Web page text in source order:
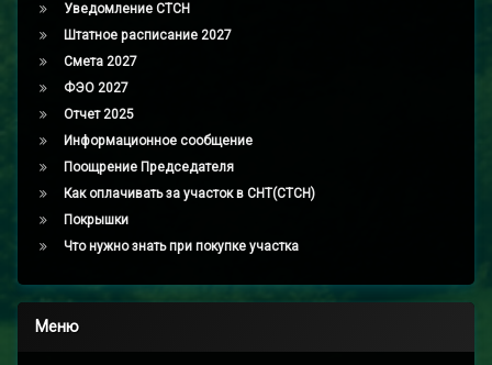
Уведомление СТСН
Штатное расписание 2027
Смета 2027
ФЭО 2027
Отчет 2025
Информационное сообщение
Поощрение Председателя
Как оплачивать за участок в СНТ(СТСН)
Покрышки
Что нужно знать при покупке участка
Меню